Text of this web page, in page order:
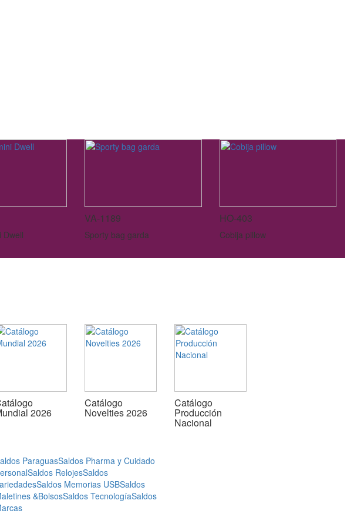
Dwell
VA-1189
Sporty bag garda
HO-403
Cobija pillow
2026
Catálogo
Novelties 2026
Catálogo
Producción
Nacional
ParaguasSaldos Pharma y Cuidado
Saldos RelojesSaldos
Saldos Memorias USBSaldos
&BolsosSaldos TecnologíaSaldos